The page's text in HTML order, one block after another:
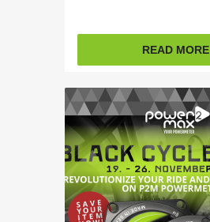
READ MORE